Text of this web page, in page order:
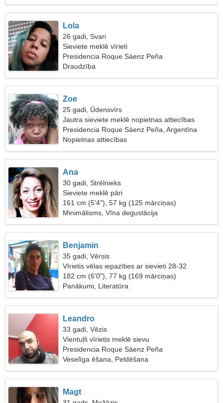
Lola
26 gadi, Svari
Sieviete meklē vīrieti
Presidencia Roque Sáenz Peña
Draudzība
Zoe
25 gadi, Ūdensvīrs
Jautra sieviete meklē nopietnas attiecības
Presidencia Roque Sáenz Peña, Argentīna
Nopietnas attiecības
Ana
30 gadi, Strēlnieks
Sieviete meklē pāri
161 cm (5'4"), 57 kg (125 mārciņas)
Minimālisms, Vīna degustācija
Benjamin
35 gadi, Vērsis
Vīrietis vēlas iepazīties ar sievieti 28-32
182 cm (6'0"), 77 kg (169 mārciņas)
Panākumi, Literatūra
Leandro
33 gadi, Vēzis
Vientuļš vīrietis meklē sievu
Presidencia Roque Sáenz Peña
Veselīga ēšana, Peldēšana
Magt